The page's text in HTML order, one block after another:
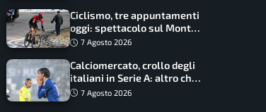
record
Ciclismo, tre appuntamenti
oggi: spettacolo sul Mont
Ventoux, orari e come
7 Agosto 2026
Calciomercato, crollo degli
italiani in Serie A: altro che
svolta dopo il Mondiale
7 Agosto 2026